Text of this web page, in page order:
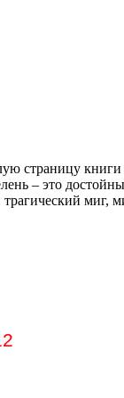
страницу книги
– это
трагический